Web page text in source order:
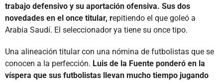
trabajo defensivo y su aportación ofensiva. Sus dos
novedades en el once titular, repitiendo el que goleó a
Arabia Saudí. El seleccionador ya tiene su once tipo.
Una alineación titular con una nómina de futbolistas que se
conocen a la perfección. Luis de la Fuente ponderó en la
víspera que sus futbolistas llevan mucho tiempo jugando